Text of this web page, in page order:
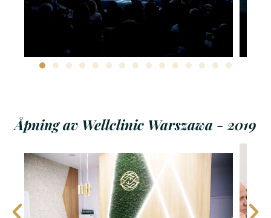
Åpning av Wellclinic Warszawa - 2019